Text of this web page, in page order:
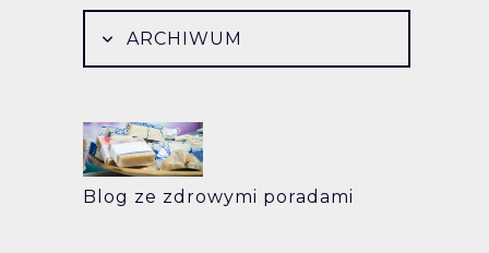
ARCHIWUM
Blog ze zdrowymi poradami